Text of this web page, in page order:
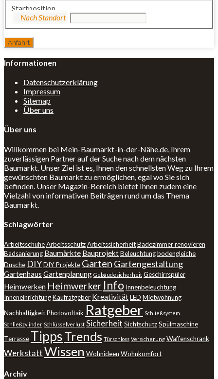
Startposition
Informationen
Datenschutzerklärung
Impressum
Sitemap
Über uns
Über uns
Willkommen bei Mein-Baumarkt-in-der-Nähe.de, Ihrem
zuverlässigen Partner auf der Suche nach dem nächsten
Baumarkt. Unser Ziel ist es, Ihnen den schnellsten Weg zu Ihrem
gewünschten Baumarkt zu ermöglichen, egal wo Sie sich
befinden. Unser Magazin-Bereich bietet Ihnen zudem eine
Vielzahl von informativen Beiträgen rund um das Thema
Baumarkt.
Schlagwörter
ArbeitsschuheArbeitsschutzArbeitssicherheitBadezimmer renovieren
Badsanierung Baumärkte BauprojektBeleuchtungbodengleiche
Dusche DIYDIY Projekte Garten Gartengestaltung
Gartenhaus Gartenplanung Gebäudesicherheit Geschirrspüler
Heimwerken Heimwerker Info Innenbeleuchtung
InneneinrichtungKaufratgeber KreativitätLED Mietwohnung
NachhaltigkeitPhotovoltaik Ratgeber Schließsystem
Schließzylinder Schlüsselverlust Sicherheit SichtschutzSpülmaschine
Terrasse TippsTrends Türschloss Versicherung Waffenschrank
WerkstattWissen Wohnideen Wohnkomfort
Archiv